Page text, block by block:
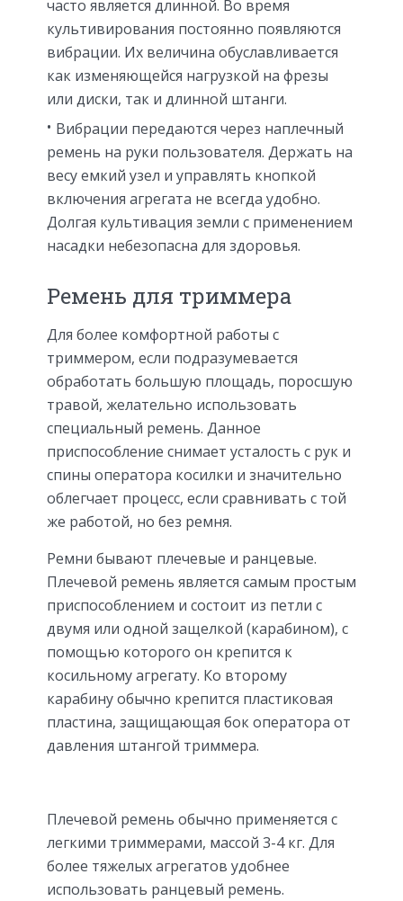
часто является длинной. Во время
культивирования постоянно появляются
вибрации. Их величина обуславливается
как изменяющейся нагрузкой на фрезы
или диски, так и длинной штанги.
Вибрации передаются через наплечный
ремень на руки пользователя. Держать на
весу емкий узел и управлять кнопкой
включения агрегата не всегда удобно.
Долгая культивация земли с применением
насадки небезопасна для здоровья.
Ремень для триммера
Для более комфортной работы с
триммером, если подразумевается
обработать большую площадь, поросшую
травой, желательно использовать
специальный ремень. Данное
приспособление снимает усталость с рук и
спины оператора косилки и значительно
облегчает процесс, если сравнивать с той
же работой, но без ремня.
Ремни бывают плечевые и ранцевые.
Плечевой ремень является самым простым
приспособлением и состоит из петли с
двумя или одной защелкой (карабином), с
помощью которого он крепится к
косильному агрегату. Ко второму
карабину обычно крепится пластиковая
пластина, защищающая бок оператора от
давления штангой триммера.
Плечевой ремень обычно применяется с
легкими триммерами, массой 3-4 кг. Для
более тяжелых агрегатов удобнее
использовать ранцевый ремень.